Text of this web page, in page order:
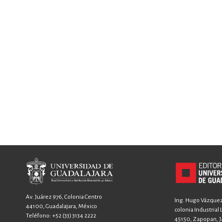
Av. Juárez 976, Colonia Centro
44100, Guadalajara, México
Teléfono: +52 (33) 3134 2222
Ing. Hugo
colonia Industrial
45150, Zapopan,